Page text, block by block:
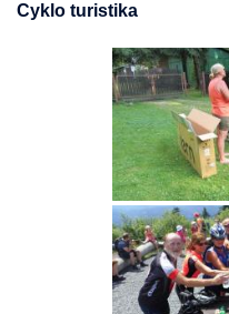
Cyklo turistika